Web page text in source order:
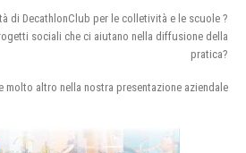
di DecathlonClub per le colletività e le scuole ?
sociali che ci aiutano nella diffusione della
pratica?
molto altro nella nostra presentazione aziendale